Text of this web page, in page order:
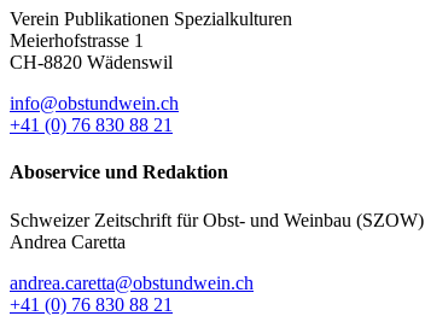
Verein Publikationen Spezialkulturen
Meierhofstrasse 1
CH-8820 Wädenswil
info@obstundwein.ch
+41 (0) 76 830 88 21
Aboservice und Redaktion
Schweizer Zeitschrift für Obst- und Weinbau (SZOW)
Andrea Caretta
andrea.caretta@obstundwein.ch
+41 (0) 76 830 88 21